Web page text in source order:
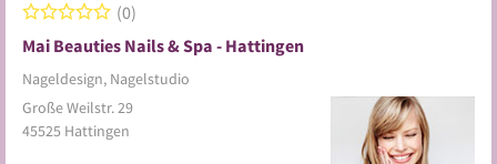
Mai Beauties Nails & Spa - Hattingen
Nageldesign, Nagelstudio
0
Große Weilstr. 29
45525 Hattingen